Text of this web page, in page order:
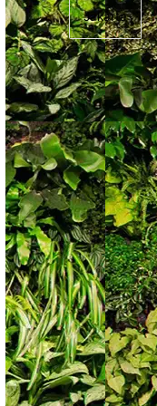
Jakarta